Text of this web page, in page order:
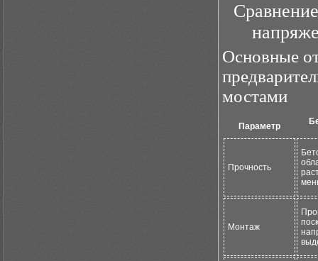
Основные
мостами
Параметр
Прочность
Монтаж